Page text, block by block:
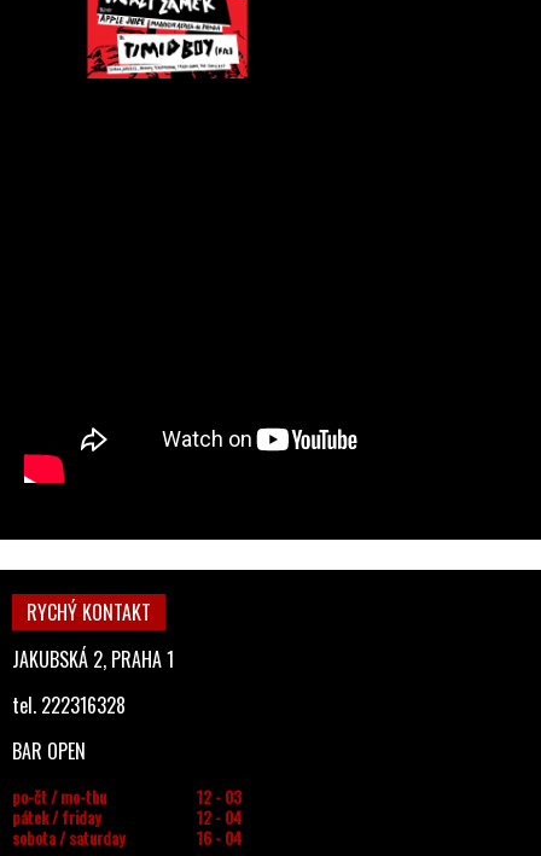
RYCHÝ KONTAKT
JAKUBSKÁ 2, PRAHA 1
tel. 222316328
BAR OPEN
po-čt / mo-thu
12 - 03
pátek / friday
12 - 04
sobota / saturday
16 - 04